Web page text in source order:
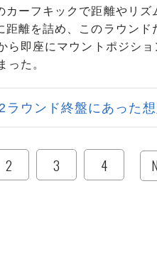
ーフキックで距離やリズ
離を詰め、このラウン
ら即座にマウントポジシ
った。
ラウンド終盤にあった
2 3 4